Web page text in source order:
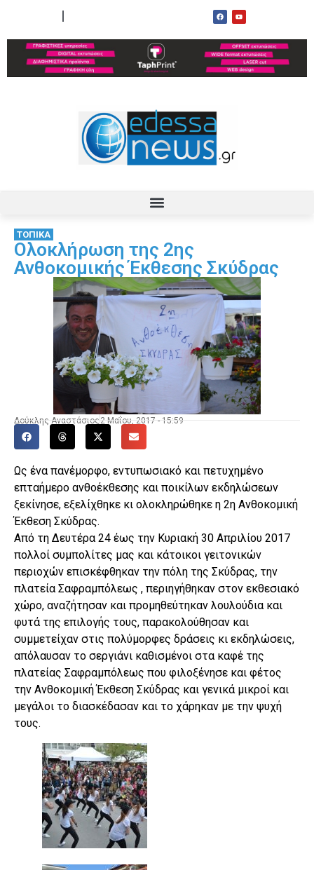
ΤΟΠΙΚΑ
Ολοκλήρωση της 2ης
Ανθοκομικής Έκθεσης Σκύδρας
Δούκλης Αναστάσιος 2 Μαΐου, 2017 - 15:59
Ως ένα πανέμορφο, εντυπωσιακό και πετυχημένο
επταήμερο ανθοέκθεσης και ποικίλων εκδηλώσεων
ξεκίνησε, εξελίχθηκε κι ολοκληρώθηκε η 2η Ανθοκομική
Έκθεση Σκύδρας.
Από τη Δευτέρα 24 έως την Κυριακή 30 Απριλίου 2017
πολλοί συμπολίτες μας και κάτοικοι γειτονικών
περιοχών επισκέφθηκαν την πόλη της Σκύδρας, την
πλατεία Σαφραμπόλεως , περιηγήθηκαν στον εκθεσιακό
χώρο, αναζήτησαν και προμηθεύτηκαν λουλούδια και
φυτά της επιλογής τους, παρακολούθησαν και
συμμετείχαν στις πολύμορφες δράσεις κι εκδηλώσεις,
απόλαυσαν το σεργιάνι καθισμένοι στα καφέ της
πλατείας Σαφραμπόλεως που φιλοξένησε και φέτος
την Ανθοκομική Έκθεση Σκύδρας και γενικά μικροί και
μεγάλοι το διασκέδασαν και το χάρηκαν με την ψυχή
τους.